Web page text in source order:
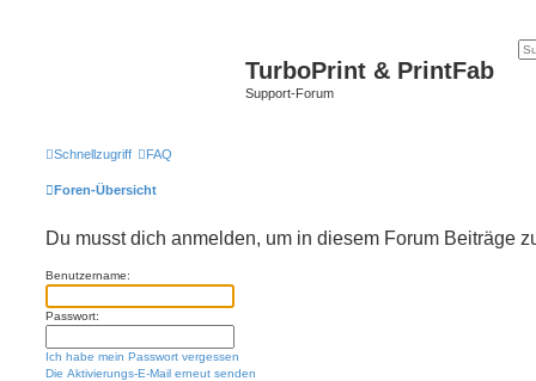
TurboPrint & PrintFab
Support-Forum
Schnellzugriff FAQ
Foren-Übersicht
Du musst dich anmelden, um in diesem Forum Beiträge
Benutzername:
Passwort:
Ich habe mein Passwort vergessen
Die Aktivierungs-E-Mail erneut senden